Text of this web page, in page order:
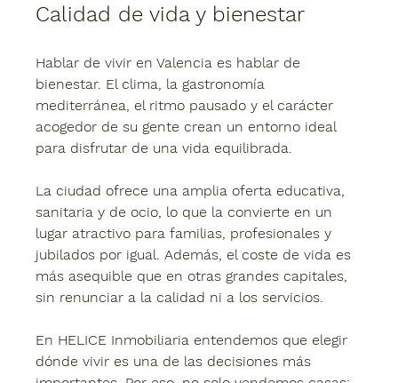
Calidad de vida y bienestar
Hablar de vivir en Valencia es hablar de
bienestar. El clima, la gastronomía
mediterránea, el ritmo pausado y el carácter
acogedor de su gente crean un entorno ideal
para disfrutar de una vida equilibrada.
La ciudad ofrece una amplia oferta educativa,
sanitaria y de ocio, lo que la convierte en un
lugar atractivo para familias, profesionales y
jubilados por igual. Además, el coste de vida es
más asequible que en otras grandes capitales,
sin renunciar a la calidad ni a los servicios.
En HELICE Inmobiliaria entendemos que elegir
dónde vivir es una de las decisiones más